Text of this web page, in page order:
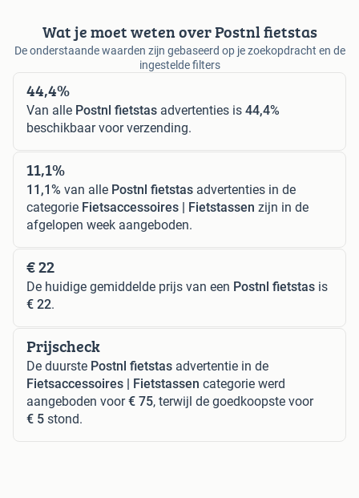
Wat je moet weten over Postnl fietstas
De onderstaande waarden zijn gebaseerd op je zoekopdracht en de
ingestelde filters
44,4%
Van alle Postnl fietstas advertenties is 44,4%
beschikbaar voor verzending.
11,1%
11,1% van alle Postnl fietstas advertenties in de
categorie Fietsaccessoires | Fietstassen zijn in de
afgelopen week aangeboden.
€ 22
De huidige gemiddelde prijs van een Postnl fietstas is
€ 22.
Prijscheck
De duurste Postnl fietstas advertentie in de
Fietsaccessoires | Fietstassen categorie werd
aangeboden voor€ 75, terwijl de goedkoopste voor
€ 5 stond.